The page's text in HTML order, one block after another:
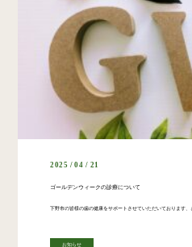
2025 / 04 / 21
ゴールデンウィークの診療について
お知らせ